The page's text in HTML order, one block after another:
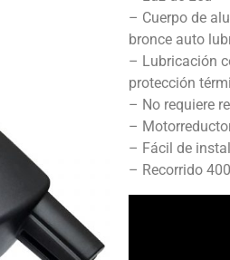
– Cuerpo de
bronce auto
– Lubricación
protección
– No requiere
–
– Fácil de
– Recorrido